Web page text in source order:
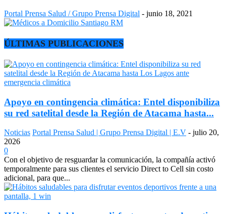
Portal Prensa Salud / Grupo Prensa Digital - junio 18, 2021
ÚLTIMAS PUBLICACIONES
Apoyo en contingencia climática: Entel disponibiliza
su red satelital desde la Región de Atacama hasta...
Noticias Portal Prensa Salud | Grupo Prensa Digital | E.V - julio 20,
2026
0
Con el objetivo de resguardar la comunicación, la compañía activó
temporalmente para sus clientes el servicio Direct to Cell sin costo
adicional, para que...